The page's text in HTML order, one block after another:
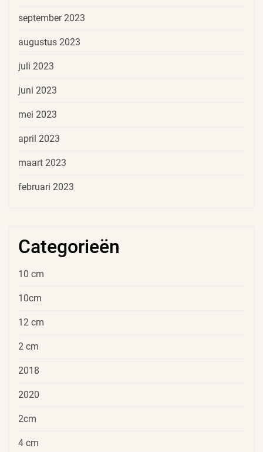
september 2023
augustus 2023
juli 2023
juni 2023
mei 2023
april 2023
maart 2023
februari 2023
Categorieën
10 cm
10cm
12 cm
2 cm
2018
2020
2cm
4 cm